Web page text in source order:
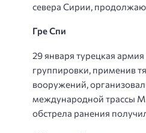
севера Сирии,
Гре Спи
29 января турецкая
группировки, применив
вооружений,
международной трассы
обстрела ранения